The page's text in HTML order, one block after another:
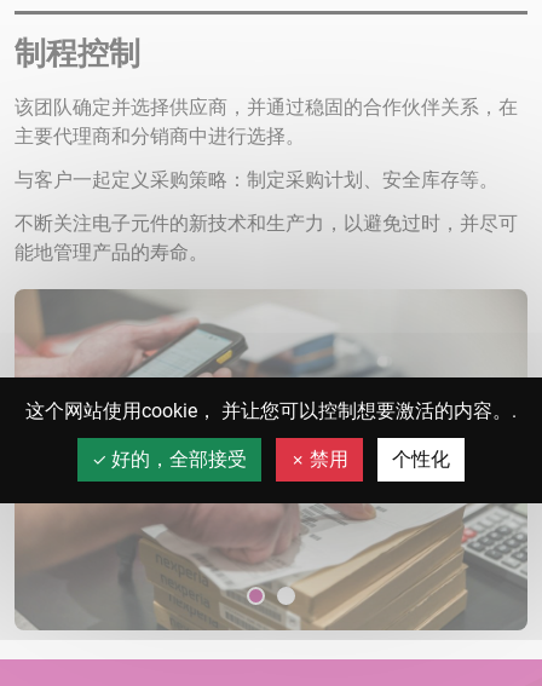
制程控制
该团队确定并选择供应商，并通过稳固的合作伙伴关系，在
主要代理商和分销商中进行选择。
与客户一起定义采购策略：制定采购计划、安全库存等。
不断关注电子元件的新技术和生产力，以避免过时，并尽可
能地管理产品的寿命。
这个网站使用cookie， 并让您可以控制想要激活的内容。.
好的，全部接受 禁用 个性化